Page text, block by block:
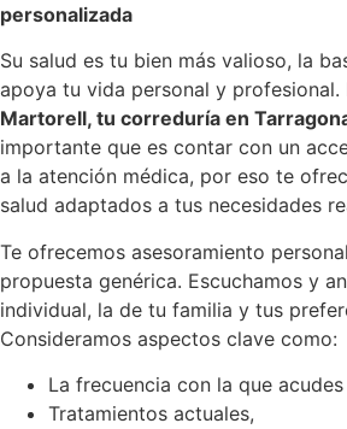
personalizada
Su salud es tu bien más valioso, la
apoya tu vida personal y profesional.
Martorell, tu correduría en
importante que es contar con un
a la atención médica, por eso te
salud adaptados a tus necesidades
Te ofrecemos asesoramiento
propuesta genérica. Escuchamos y
individual, la de tu familia y tus
Consideramos aspectos clave como:
La frecuencia con la que
Tratamientos actuales,